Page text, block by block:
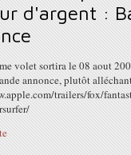
d'argent :
volet sortira le 08 aout
annonce, plutôt
trailers/fox/